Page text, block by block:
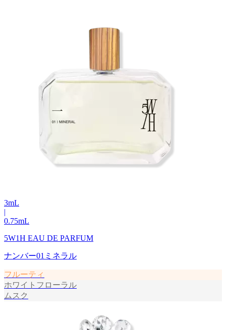
3mL
|
0.75mL
5W1H EAU DE PARFUM
ナンバー01ミネラル
フルーティ
ホワイトフローラル
ムスク